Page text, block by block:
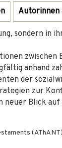
Autorinnen
sondern in
zwischen
anhand
der
zur
Blick auf